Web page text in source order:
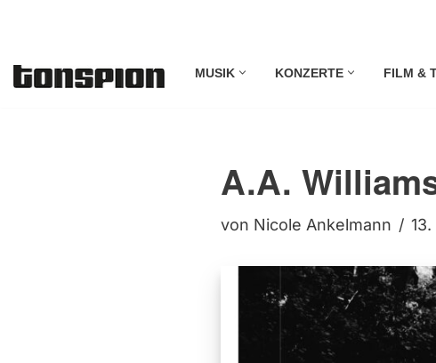
Inhalt
MUSIK KONZERTE FILM &
A.A.
von Nicole Ankelmann